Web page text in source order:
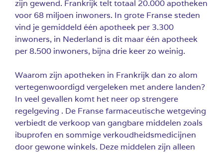
zijn gewend. Frankrijk telt totaal 20.000 apotheken
voor 68 miljoen inwoners. In grote Franse steden
vind je gemiddeld één apotheek per 3.300
inwoners, in Nederland is dit maar één apotheek
per 8.500 inwoners, bijna drie keer zo weinig.
Waarom zijn apotheken in Frankrijk dan zo alom
vertegenwoordigd vergeleken met andere landen?
In veel gevallen komt het neer op strengere
regelgeving . De Franse farmaceutische wetgeving
verbiedt de verkoop van gangbare middelen zoals
ibuprofen en sommige verkoudheidsmedicijnen
door gewone winkels. Deze middelen zijn alleen